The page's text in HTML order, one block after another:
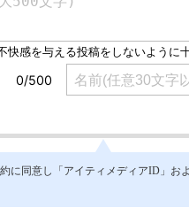
に同意し「アイティメディアID」お